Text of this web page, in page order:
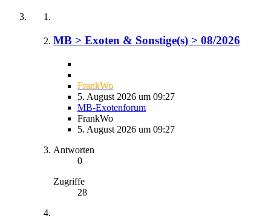
MB > Exoten & Sonstige(s) > 08/2026
FrankWo
5. August 2026 um 09:27
MB-Exotenforum
FrankWo
5. August 2026 um 09:27
Antworten
0
Zugriffe
28